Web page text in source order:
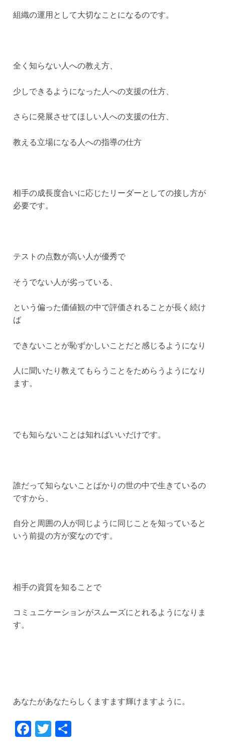
組織の運用として大切なことになるのです。
全く知らない人への教え方、
少しできるようになった人への支援の仕方、
さらに発展させてほしい人への支援の仕方、
教える立場になる人への指導の仕方
相手の成長度合いに応じたリーダーとしての接し方が
必要です。
テストの点数が高い人が優秀で
そうでない人が劣っている、
という偏った価値観の中で評価されることが長く続け
ば
できないことが恥ずかしいことだと感じるようになり
人に聞いたり教えてもらうことをためらうようになり
ます。
でも知らないことは知ればいいだけです。
誰だって知らないことばかりの世の中で生きているの
ですから、
自分と周囲の人が同じように同じことを知っていると
いう前提の方が変なのです。
相手の資質を知ることで
コミュニケーションがスムーズにとれるようになりま
す。
あなたがあなたらしくますます輝けますように。
F
T